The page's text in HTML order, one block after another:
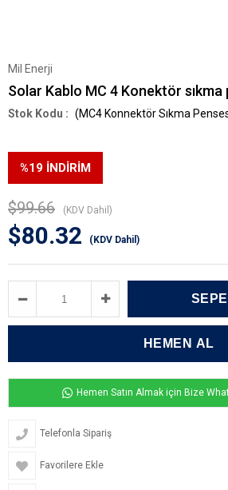
Mil Enerji
Solar Kablo MC 4 Konektör
(MC4 Konnektör Sıkma
%19 İNDIRIM
$99.66 (KDV Dahil)
$80.32 (KDV Dahil)
Hemen Satın Almak için Bize
Telefonla Sipariş
Favorilere Ekle